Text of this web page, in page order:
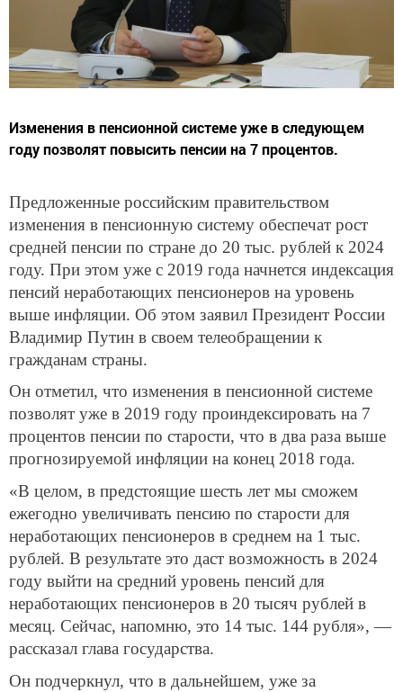
Изменения в пенсионной системе уже в следующем
году позволят повысить пенсии на 7 процентов.
Предложенные российским правительством
изменения в пенсионную систему обеспечат рост
средней пенсии по стране до 20 тыс. рублей к 2024
году. При этом уже с 2019 года начнется индексация
пенсий неработающих пенсионеров на уровень
выше инфляции. Об этом заявил Президент России
Владимир Путин в своем телеобращении к
гражданам страны.
Он отметил, что изменения в пенсионной системе
позволят уже в 2019 году проиндексировать на 7
процентов пенсии по старости, что в два раза выше
прогнозируемой инфляции на конец 2018 года.
«В целом, в предстоящие шесть лет мы сможем
ежегодно увеличивать пенсию по старости для
неработающих пенсионеров в среднем на 1 тыс.
рублей. В результате это даст возможность в 2024
году выйти на средний уровень пенсий для
неработающих пенсионеров в 20 тысяч рублей в
месяц. Сейчас, напомню, это 14 тыс. 144 рубля», —
рассказал глава государства.
Он подчеркнул, что в дальнейшем, уже за